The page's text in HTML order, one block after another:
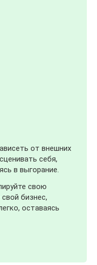
от внешних
себя,
в выгорание.
свою
бизнес,
оставаясь